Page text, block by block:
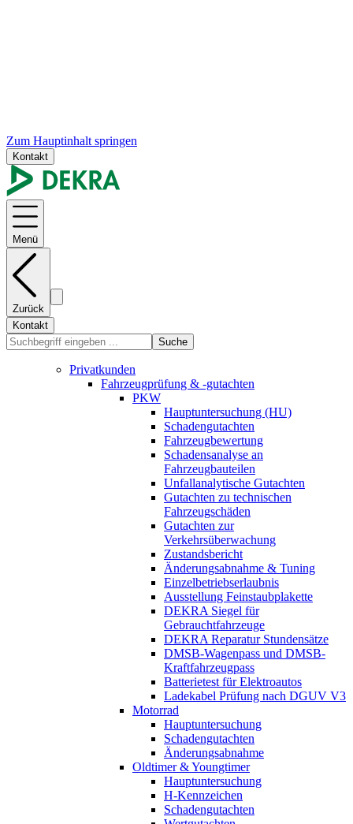
Zum Hauptinhalt springen
Kontakt
Menü
Zurück
Kontakt
Suche
Privatkunden
Fahrzeugprüfung & -gutachten
PKW
Hauptuntersuchung (HU)
Schadengutachten
Fahrzeugbewertung
Schadensanalyse an
Fahrzeugbauteilen
Unfallanalytische Gutachten
Gutachten zu technischen
Fahrzeugschäden
Gutachten zur
Verkehrsüberwachung
Zustandsbericht
Änderungsabnahme & Tuning
Einzelbetriebserlaubnis
Ausstellung Feinstaubplakette
DEKRA Siegel für
Gebrauchtfahrzeuge
DEKRA Reparatur Stundensätze
DMSB-Wagenpass und DMSB-
Kraftfahrzeugpass
Batterietest für Elektroautos
Ladekabel Prüfung nach DGUV V3
Motorrad
Hauptuntersuchung
Schadengutachten
Änderungsabnahme
Oldtimer & Youngtimer
Hauptuntersuchung
H-Kennzeichen
Schadengutachten